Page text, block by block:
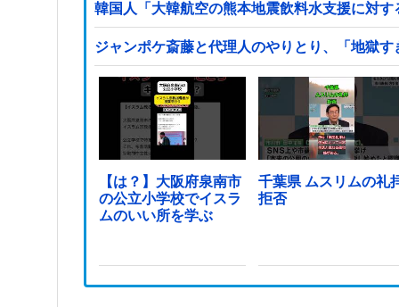
韓国人「大韓航空の熊本地震飲料水支援に対
ジャンポケ斎藤と代理人のやりとり、「地獄
【は？】大阪府泉南市
の公立小学校でイスラ
ムのいい所を学ぶ
千葉県 ムスリムの礼
拒否